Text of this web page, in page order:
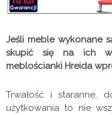
Jeśli meble wykonane
skupić się na ich
meblościanki Hreida
Trwałość i staranne,
użytkowania to nie